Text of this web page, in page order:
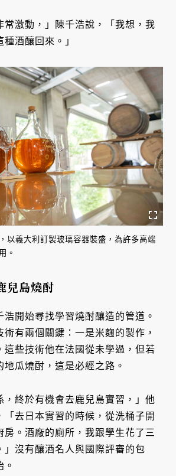
常激動，」陳千浩說，「我想，我
酒釀回來。」
以義大利訂製玻璃容器裝盛，為許多高端
。
兒島燒酎
浩開始尋找學習燒酎釀造的管道。
術有兩個關鍵：一是米麴的製作，
這些技術他在法國從未學過，但若
地瓜燒酎，這是必經之路。
，終於有機會去鹿兒島實習，」他
「去日本實習的時候，從洗桶子開
房。酒廠的廁所，我跟學生花了三
」沒有釀酒名人與國際評審的包